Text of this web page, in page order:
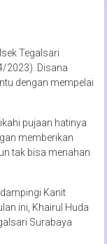
Tegalsari
2023). Disana
dengan mempelai
pujaan hatinya
memberikan
tak bisa menahan
Kanit
ini, Khairul Huda
Surabaya